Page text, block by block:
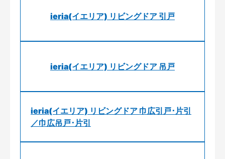
ieria(イエリア) リビングドア 引戸
ieria(イエリア) リビングドア 吊戸
ieria(イエリア) リビングドア 巾広引戸･片引
／巾広吊戸･片引